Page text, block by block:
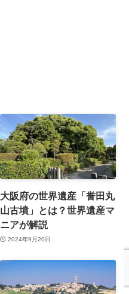
大阪府の世界遺産「誉田丸
山古墳」とは？世界遺産マ
ニアが解説
2024年9月20日